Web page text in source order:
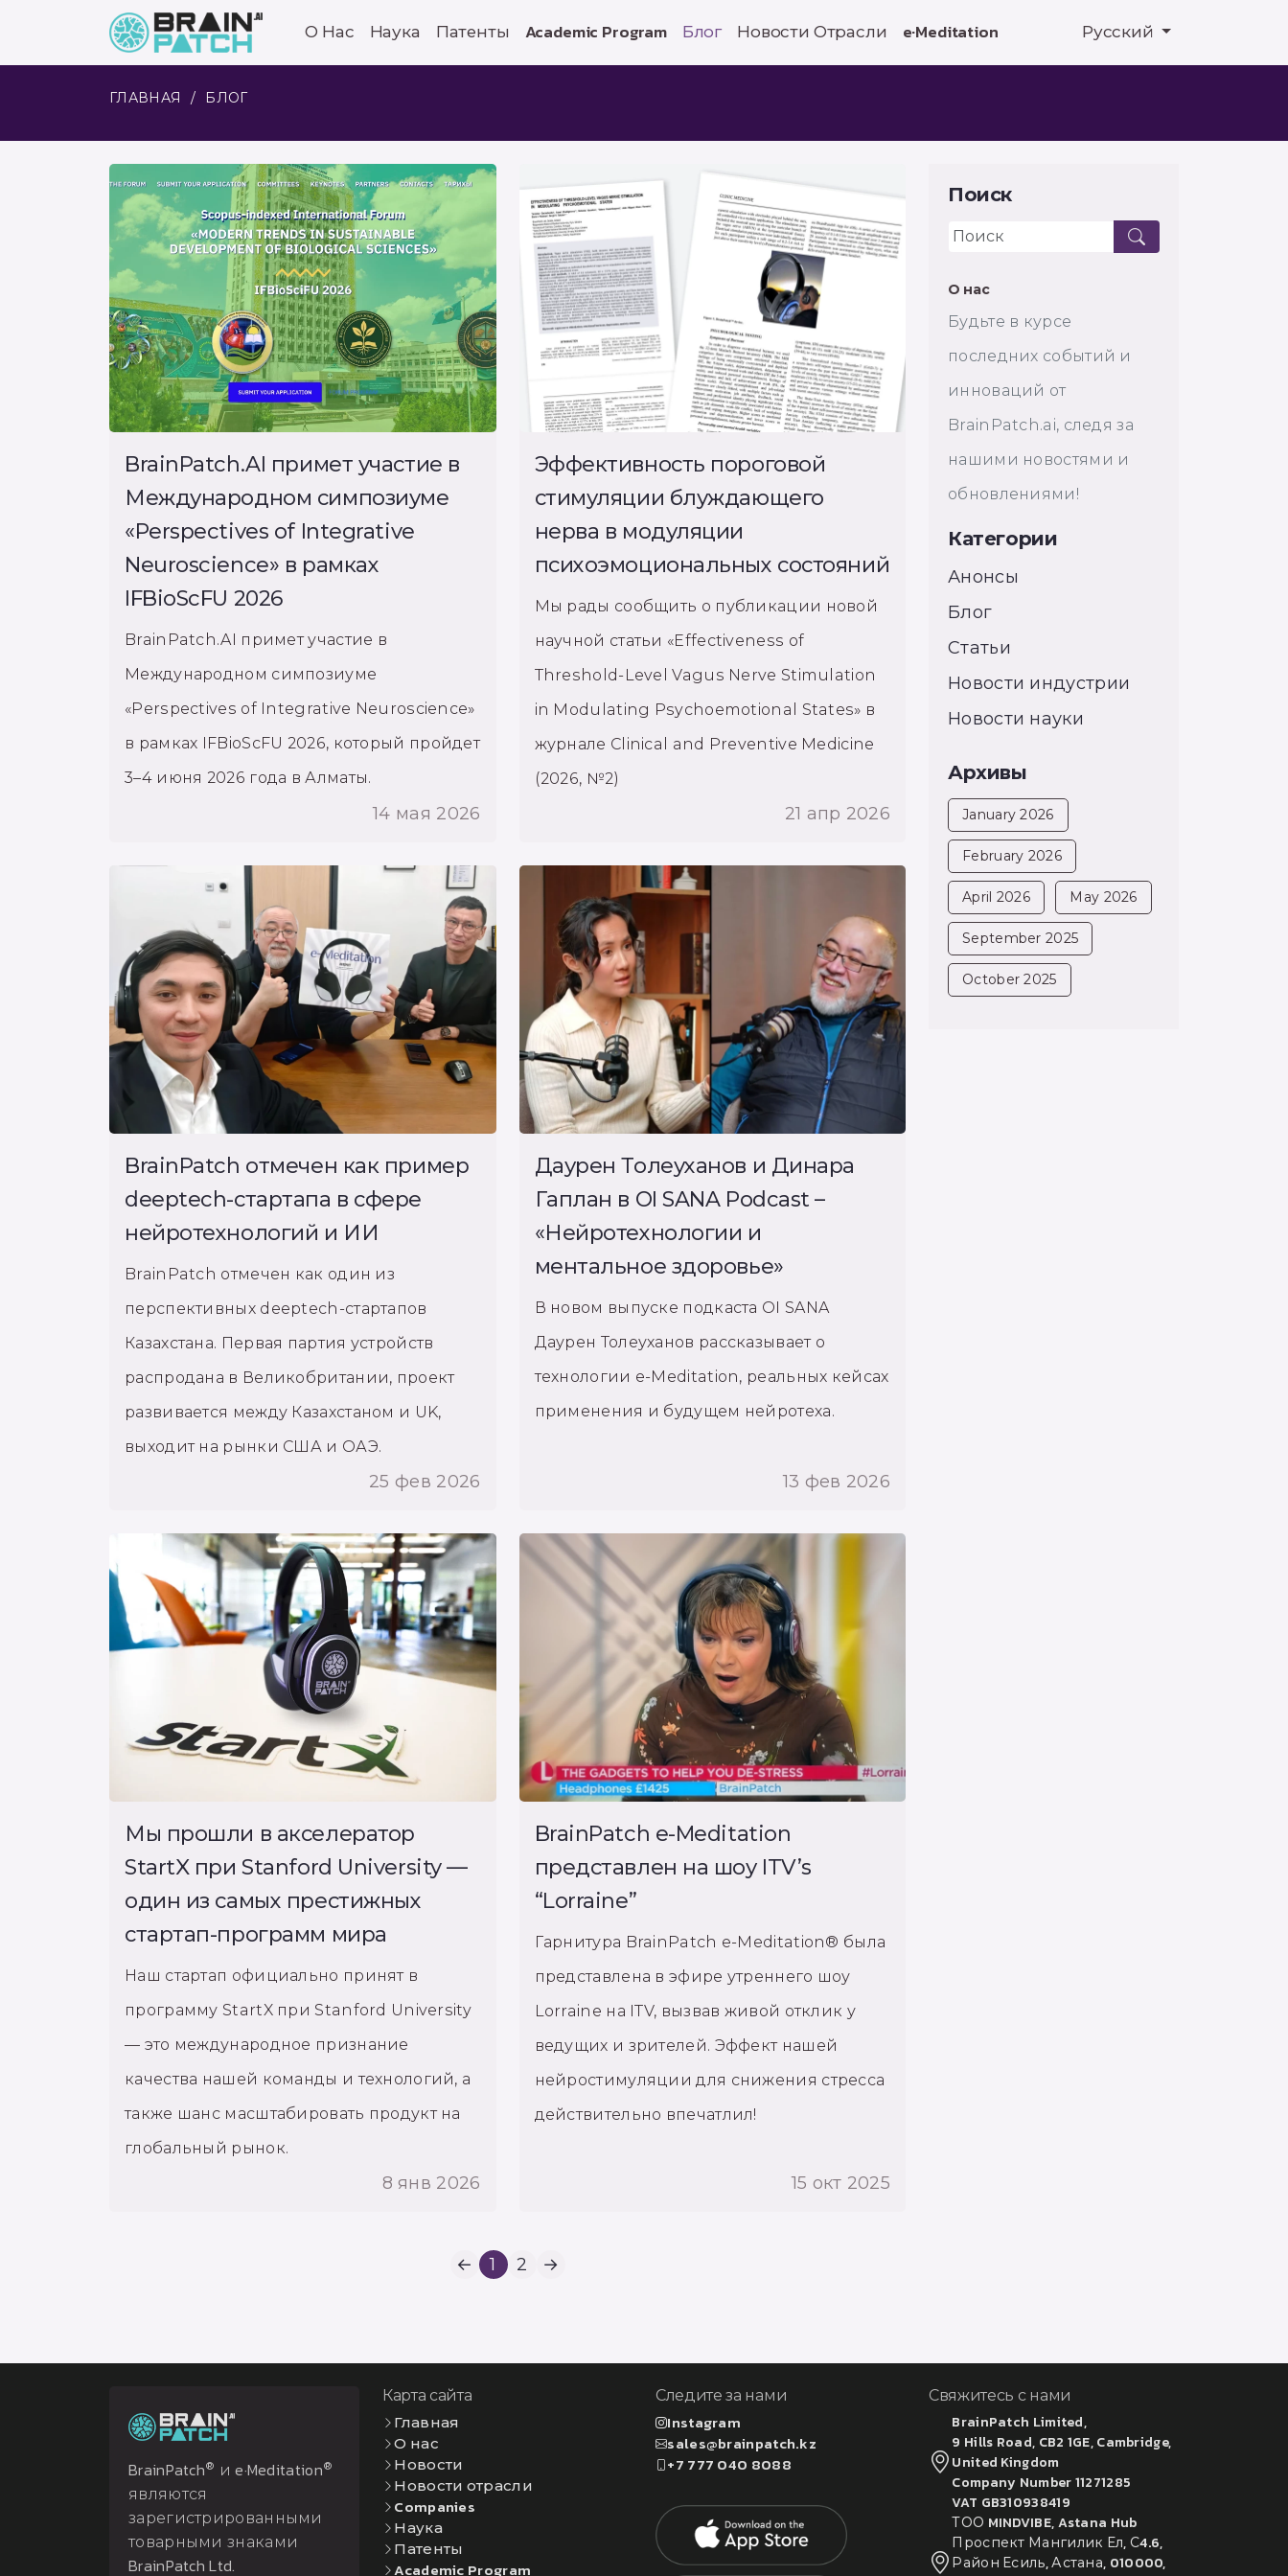
О Нас Наука Патенты Academic Program Блог Новости Отрасли e·Meditation Русский
ГЛАВНАЯ БЛОГ
BrainPatch.AI примет участие в
Международном симпозиуме
«Perspectives of Integrative
Neuroscience» в рамках
IFBioScFU 2026
BrainPatch.AI примет участие в
Международном симпозиуме
«Perspectives of Integrative Neuroscience»
в рамках IFBioScFU 2026, который пройдет
3–4 июня 2026 года в Алматы.
14 мая 2026
Эффективность пороговой
стимуляции блуждающего
нерва в модуляции
психоэмоциональных состояний
Мы рады сообщить о публикации новой
научной статьи «Effectiveness of
Threshold-Level Vagus Nerve Stimulation
in Modulating Psychoemotional States» в
журнале Clinical and Preventive Medicine
(2026, №2)
21 апр 2026
BrainPatch отмечен как пример
deeptech-стартапа в сфере
нейротехнологий и ИИ
BrainPatch отмечен как один из
перспективных deeptech-стартапов
Казахстана. Первая партия устройств
распродана в Великобритании, проект
развивается между Казахстаном и UK,
выходит на рынки США и ОАЭ.
25 фев 2026
Даурен Толеуханов и Динара
Гаплан в OI SANA Podcast –
«Нейротехнологии и
ментальное здоровье»
В новом выпуске подкаста OI SANA
Даурен Толеуханов рассказывает о
технологии e-Meditation, реальных кейсах
применения и будущем нейротеха.
13 фев 2026
Мы прошли в акселератор
StartX при Stanford University —
один из самых престижных
стартап-программ мира
Наш стартап официально принят в
программу StartX при Stanford University
— это международное признание
качества нашей команды и технологий, а
также шанс масштабировать продукт на
глобальный рынок.
8 янв 2026
BrainPatch e-Meditation
представлен на шоу ITV’s
“Lorraine”
Гарнитура BrainPatch e-Meditation® была
представлена в эфире утреннего шоу
Lorraine на ITV, вызвав живой отклик у
ведущих и зрителей. Эффект нашей
нейростимуляции для снижения стресса
действительно впечатлил!
15 окт 2025
← 1 2 →
Поиск
О нас
Будьте в курсе
последних событий и
инноваций от
BrainPatch.ai, следя за
нашими новостями и
обновлениями!
Категории
Анонсы
Блог
Статьи
Новости индустрии
Новости науки
Архивы
January 2026
February 2026
April 2026 May 2026
September 2025
October 2025
BrainPatch® и e·Meditation®
являются
зарегистрированными
товарными знаками
BrainPatch Ltd.
Карта сайта
Главная
О нас
Новости
Новости отрасли
Companies
Наука
Патенты
Academic Program
Следите за нами
Instagram
sales@brainpatch.kz
+7 777 040 8088
Свяжитесь с нами
BrainPatch Limited,
9 Hills Road, CB2 1GE, Cambridge,
United Kingdom
Company Number 11271285
VAT GB310938419
ТОО MINDVIBE, Astana Hub
Проспект Мангилик Ел, С4.6,
Район Есиль, Астана, 010000,